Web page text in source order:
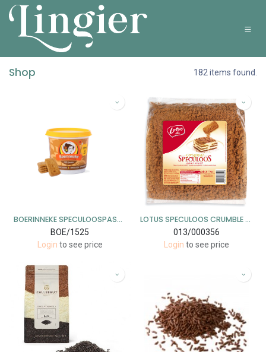
Overslaan naar inhoud
Shop 182 items found.
BOERINNEKE SPECULOOSPASTA ZONDER SUIKER 6 X 400 GR
BOE/1525
Login to see price
LOTUS SPECULOOS CRUMBLE 750GR (8)
013/000356
Login to see price